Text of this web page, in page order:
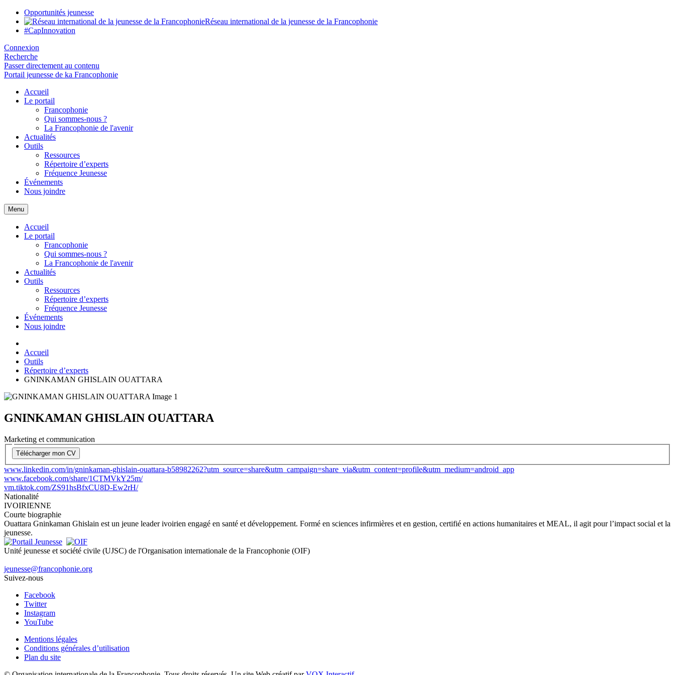
Opportunités jeunesse
Réseau international de la jeunesse de la Francophonie
#CapInnovation
Connexion
Recherche
Passer directement au contenu
Portail jeunesse de ka Francophonie
Accueil
Le portail
Francophonie
Qui sommes-nous ?
La Francophonie de l'avenir
Actualités
Outils
Ressources
Répertoire d’experts
Fréquence Jeunesse
Événements
Nous joindre
Menu
Accueil
Le portail
Francophonie
Qui sommes-nous ?
La Francophonie de l'avenir
Actualités
Outils
Ressources
Répertoire d’experts
Fréquence Jeunesse
Événements
Nous joindre
Accueil
Outils
Répertoire d’experts
GNINKAMAN GHISLAIN OUATTARA
GNINKAMAN GHISLAIN OUATTARA
Marketing et communication
Télécharger mon CV
www.linkedin.com/in/gninkaman-ghislain-ouattara-b58982262?utm_source=share&utm_campaign=share_via&utm_content=profile&utm_medium=android_app
www.facebook.com/share/1CTMVkY25m/
vm.tiktok.com/ZS91hsBfxCU8D-Ew2rH/
Nationalité
IVOIRIENNE
Courte biographie
Ouattara Gninkaman Ghislain est un jeune leader ivoirien engagé en santé et développement. Formé en sciences infirmières et en gestion, certifié en actions humanitaires et MEAL, il agit pour l’impact social et la
jeunesse.
Unité jeunesse et société civile (UJSC) de l'Organisation internationale de la Francophonie (OIF)
jeunesse@francophonie.org
Suivez-nous
Facebook
Twitter
Instagram
YouTube
Mentions légales
Conditions générales d’utilisation
Plan du site